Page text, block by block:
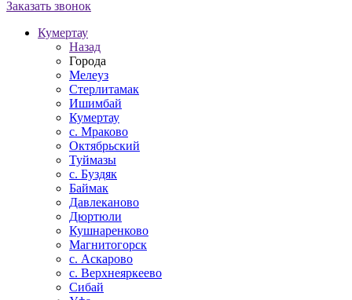
Заказать звонок
Кумертау
Назад
Города
Мелеуз
Стерлитамак
Ишимбай
Кумертау
c. Мраково
Октябрьский
Туймазы
c. Буздяк
Баймак
Давлеканово
Дюртюли
Кушнаренково
Магнитогорск
с. Аскарово
с. Верхнеяркеево
Сибай